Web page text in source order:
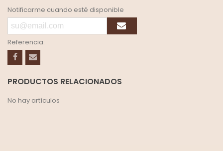
Notificarme cuando esté disponible
Referencia:
PRODUCTOS RELACIONADOS
No hay artículos